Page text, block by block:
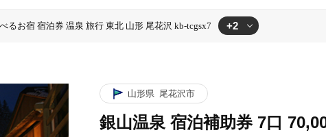
るお宿 宿泊券 温泉 旅行 東北 山形 尾花沢 kb-tcgsx7 +2
山形県 尾花沢市
銀山温泉 宿泊補助券 7口